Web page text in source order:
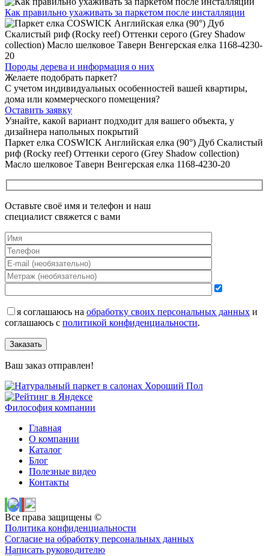
Как правильно ухаживать за паркетом после инсталляции
Породы дерева и информация о них
Желаете подобрать паркет?
С учетом индивидуальных особенностей вашей квартиры,
дома или коммерческого помещения?
Оставить заявку
Узнайте, какой вариант подходит для вашего объекта, у
дизайнера напольных покрытий
Паркет елка COSWICK Английская елка (90°) Дуб Скалистый
риф (Rocky reef) Оттенки серого (Grеy Shadow collection)
Масло шелковое Таверн Венгерская елка 1168-4230-20
Оставьте своё имя и телефон и наш
специалист свяжется с вами
я соглашаюсь на обработку своих персональных данных и
соглашаюсь с политикой конфиденциальности.
Заказать
Ваш заказ отправлен!
Философия компании
Главная
О компании
Каталог
Блог
Полезные видео
Контакты
Все права защищены ©
Политика конфиденциальности
Согласие на обработку персональных данных
Написать руководителю